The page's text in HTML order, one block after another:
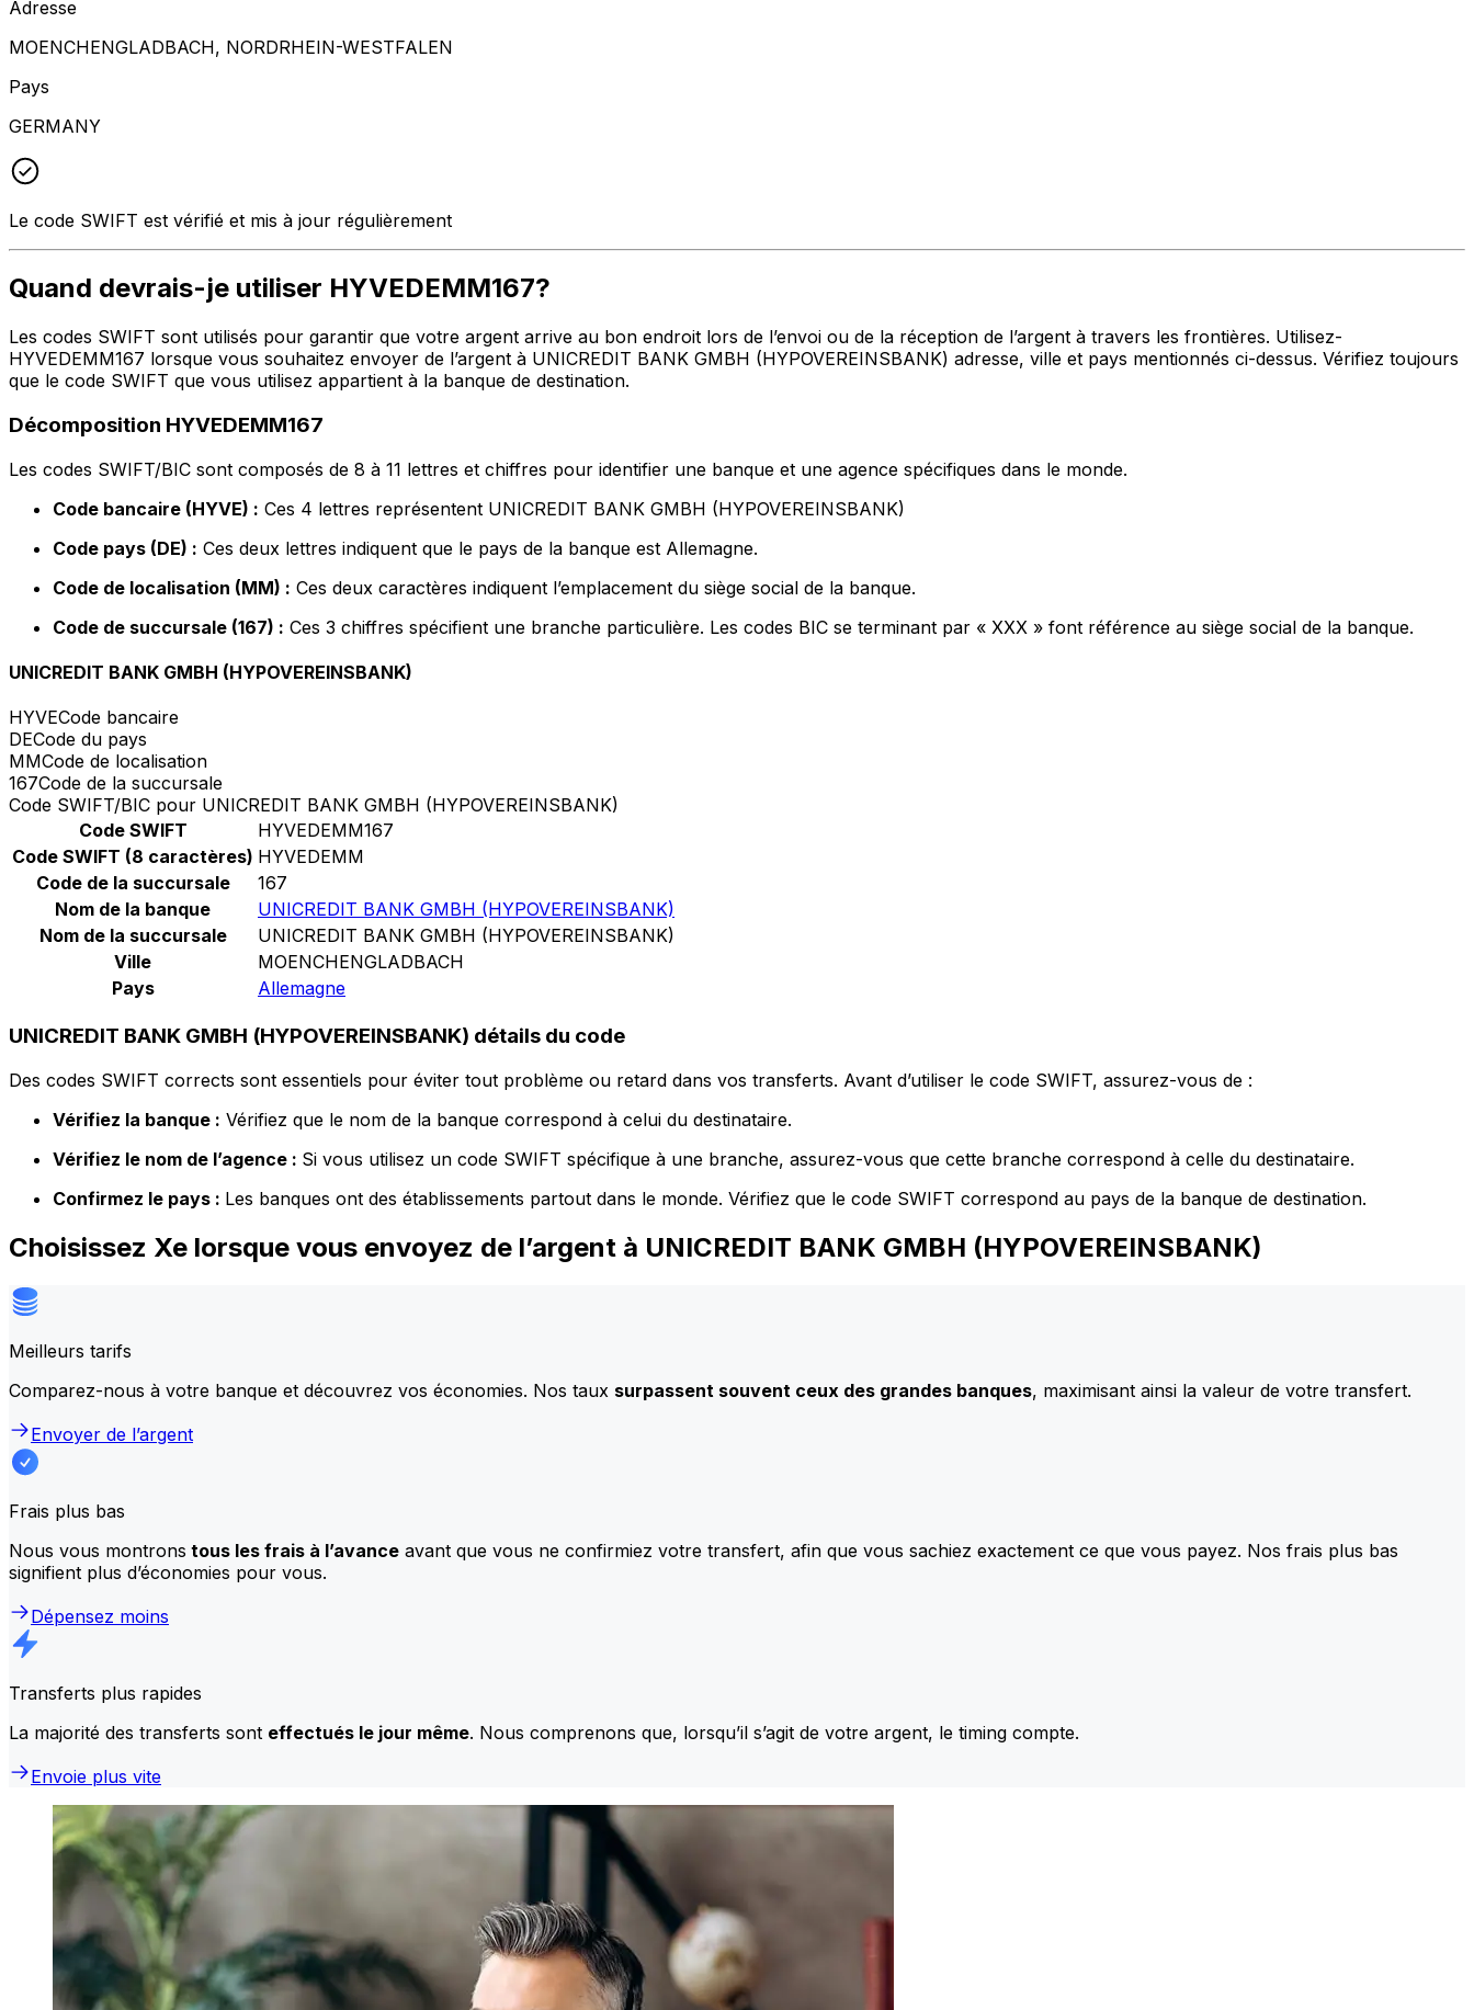
Adresse
MOENCHENGLADBACH, NORDRHEIN-WESTFALEN
Pays
GERMANY
Le code SWIFT est vérifié et mis à jour régulièrement
Quand devrais-je utiliser HYVEDEMM167?
Les codes SWIFT sont utilisés pour garantir que votre argent arrive au bon endroit lors de l’envoi ou de la réception de l’argent à travers les frontières. Utilisez-
HYVEDEMM167 lorsque vous souhaitez envoyer de l’argent à UNICREDIT BANK GMBH (HYPOVEREINSBANK) adresse, ville et pays mentionnés ci-dessus. Vérifiez toujours
que le code SWIFT que vous utilisez appartient à la banque de destination.
Décomposition HYVEDEMM167
Les codes SWIFT/BIC sont composés de 8 à 11 lettres et chiffres pour identifier une banque et une agence spécifiques dans le monde.
Code bancaire (HYVE) : Ces 4 lettres représentent UNICREDIT BANK GMBH (HYPOVEREINSBANK)
Code pays (DE) : Ces deux lettres indiquent que le pays de la banque est Allemagne.
Code de localisation (MM) : Ces deux caractères indiquent l’emplacement du siège social de la banque.
Code de succursale (167) : Ces 3 chiffres spécifient une branche particulière. Les codes BIC se terminant par « XXX » font référence au siège social de la banque.
UNICREDIT BANK GMBH (HYPOVEREINSBANK)
HYVECode bancaire
DECode du pays
MMCode de localisation
167Code de la succursale
Code SWIFT/BIC pour UNICREDIT BANK GMBH (HYPOVEREINSBANK)
Code SWIFT
HYVEDEMM167
Code SWIFT (8 caractères) HYVEDEMM
Code de la succursale
167
Nom de la banque
UNICREDIT BANK GMBH (HYPOVEREINSBANK)
Nom de la succursale
UNICREDIT BANK GMBH (HYPOVEREINSBANK)
Ville
MOENCHENGLADBACH
Pays
Allemagne
UNICREDIT BANK GMBH (HYPOVEREINSBANK) détails du code
Des codes SWIFT corrects sont essentiels pour éviter tout problème ou retard dans vos transferts. Avant d’utiliser le code SWIFT, assurez-vous de :
Vérifiez la banque : Vérifiez que le nom de la banque correspond à celui du destinataire.
Vérifiez le nom de l’agence : Si vous utilisez un code SWIFT spécifique à une branche, assurez-vous que cette branche correspond à celle du destinataire.
Confirmez le pays : Les banques ont des établissements partout dans le monde. Vérifiez que le code SWIFT correspond au pays de la banque de destination.
Choisissez Xe lorsque vous envoyez de l’argent à UNICREDIT BANK GMBH (HYPOVEREINSBANK)
Meilleurs tarifs
Comparez-nous à votre banque et découvrez vos économies. Nos taux surpassent souvent ceux des grandes banques, maximisant ainsi la valeur de votre transfert.
Envoyer de l’argent
Frais plus bas
Nous vous montrons tous les frais à l’avance avant que vous ne confirmiez votre transfert, afin que vous sachiez exactement ce que vous payez. Nos frais plus bas
signifient plus d’économies pour vous.
Dépensez moins
Transferts plus rapides
La majorité des transferts sont effectués le jour même. Nous comprenons que, lorsqu’il s’agit de votre argent, le timing compte.
Envoie plus vite